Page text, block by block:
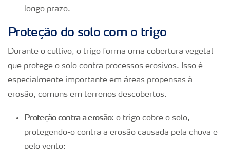
longo prazo.
Proteção do solo com o trigo
Durante o cultivo, o trigo forma uma cobertura vegetal
que protege o solo contra processos erosivos. Isso é
especialmente importante em áreas propensas à
erosão, comuns em terrenos descobertos.
Proteção contra a erosão: o trigo cobre o solo,
protegendo-o contra a erosão causada pela chuva e
pelo vento;